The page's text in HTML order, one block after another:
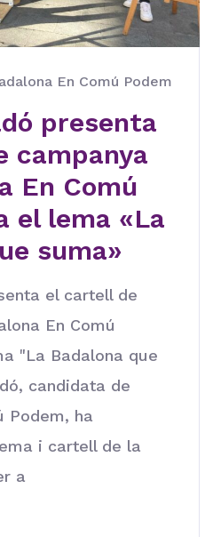
En Comú Podem
presenta
campanya
En Comú
el lema «La
suma»
el cartell de
En Comú
"La Badalona que
candidata de
Podem, ha
i cartell de la
a